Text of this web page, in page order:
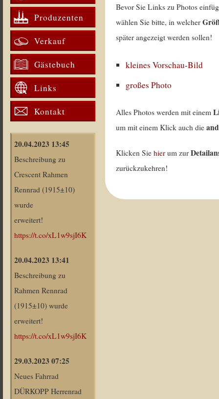
Produzenten
Verkauf
Gästebuch
Links
Kontakt
20.04.2023 13:45
Beschreibung zu
Crescent Rahmen
Rennrad (1915±10)
wurde
erweitert!
https://t.co/xL1w9sjI6K
20.04.2023 13:41
Beschreibung zu
Rahmen Rennrad
(1915±10) wurde
erweitert!
https://t.co/xL1w9sjI6K
29.03.2023 07:25
Neues Fahrrad
DÜRKOPP Herrenrad
Bevor Sie Links zu Photos
wählen Sie bitte, in welcher
später angezeigt werden sollen!
kleines Vorschau-Bild
großes Photo
Alles Photos werden mit einem
um mit einem Klick auch die
Klicken Siehier um zur
zurückzukehren!